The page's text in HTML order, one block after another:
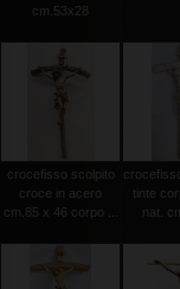
cm.53x28
crocefisso scolpito
croce in acero
cm.85 x 46 corpo ...
tinte
nat.